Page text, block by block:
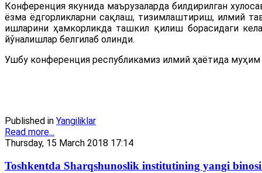
Конференция якунида маърузаларда билдирилган
ёзма ёдгорликларни сақлаш, тизимлаштириш, илмий
ишларини ҳамкорликда ташкил қилиш борасидаги
йўналишлар белгилаб олинди.
Ушбу конференция республикамиз илмий ҳаётида муҳим
Published in Yangiliklar
Read more...
Thursday, 15 March 2018 17:14
Toshkentda Sharqshunoslik institutining yangi